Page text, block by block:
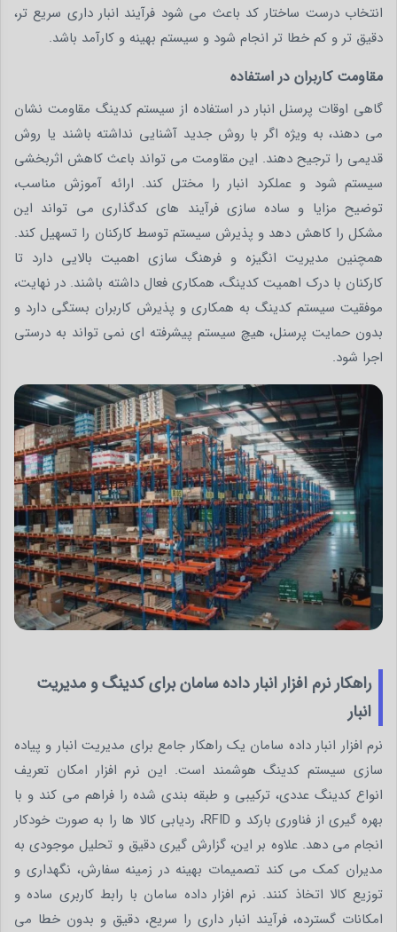
انتخاب درست ساختار کد باعث می شود فرآیند انبار داری سریع تر،
دقیق تر و کم خطا تر انجام شود و سیستم بهینه و کارآمد باشد.
مقاومت کاربران در استفاده
گاهی اوقات پرسنل انبار در استفاده از سیستم کدینگ مقاومت نشان
می دهند، به ویژه اگر با روش جدید آشنایی نداشته باشند یا روش
قدیمی را ترجیح دهند. این مقاومت می تواند باعث کاهش اثربخشی
سیستم شود و عملکرد انبار را مختل کند. ارائه آموزش مناسب،
توضیح مزایا و ساده سازی فرآیند های کدگذاری می تواند این
مشکل را کاهش دهد و پذیرش سیستم توسط کارکنان را تسهیل کند.
همچنین مدیریت انگیزه و فرهنگ سازی اهمیت بالایی دارد تا
کارکنان با درک اهمیت کدینگ، همکاری فعال داشته باشند. در نهایت،
موفقیت سیستم کدینگ به همکاری و پذیرش کاربران بستگی دارد و
بدون حمایت پرسنل، هیچ سیستم پیشرفته ای نمی تواند به درستی
اجرا شود.
راهکار نرم افزار انبار داده سامان برای کدینگ و مدیریت
انبار
نرم افزار انبار داده سامان یک راهکار جامع برای مدیریت انبار و پیاده
سازی سیستم کدینگ هوشمند است. این نرم افزار امکان تعریف
انواع کدینگ عددی، ترکیبی و طبقه بندی شده را فراهم می کند و با
بهره گیری از فناوری بارکد و RFID، ردیابی کالا ها را به صورت خودکار
انجام می دهد. علاوه بر این، گزارش گیری دقیق و تحلیل موجودی به
مدیران کمک می کند تصمیمات بهینه در زمینه سفارش، نگهداری و
توزیع کالا اتخاذ کنند. نرم افزار داده سامان با رابط کاربری ساده و
امکانات گسترده، فرآیند انبار داری را سریع، دقیق و بدون خطا می